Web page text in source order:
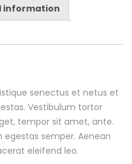
information
senectus et netus et
Vestibulum tortor
tempor sit amet, ante.
semper. Aenean
eleifend leo.